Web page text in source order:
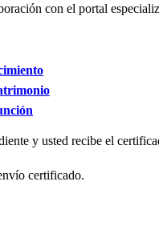
con el portal
y usted recibe el
certificado.